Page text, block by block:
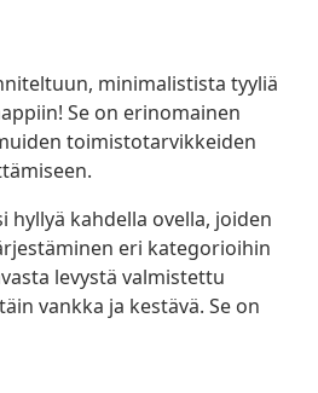
minimalistista tyyliä
Se on erinomainen
toimistotarvikkeiden
hyllyä kahdella ovella, joiden
eri kategorioihin
levystä valmistettu
vankka ja kestävä. Se on